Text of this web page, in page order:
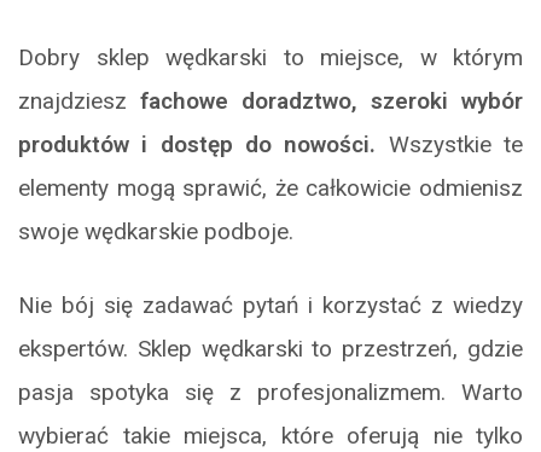
Dobry sklep wędkarski to miejsce, w którym
znajdziesz fachowe doradztwo, szeroki wybór
produktów i dostęp do nowości. Wszystkie te
elementy mogą sprawić, że całkowicie odmienisz
swoje wędkarskie podboje.
Nie bój się zadawać pytań i korzystać z wiedzy
ekspertów. Sklep wędkarski to przestrzeń, gdzie
pasja spotyka się z profesjonalizmem. Warto
wybierać takie miejsca, które oferują nie tylko